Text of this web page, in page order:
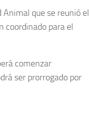
que se reunió el
coordinado para el
comenzar
ser prorrogado por